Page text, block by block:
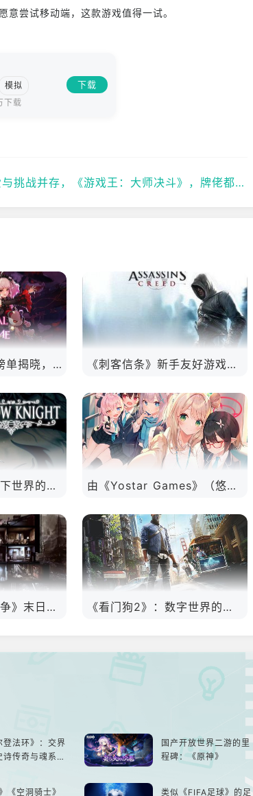
尝试移动端，这款游戏值得一试。
模拟
下载
下载
挑战并存，《游戏王：大师决斗》，牌佬都爱玩的游戏是啥样？
OurPlay3月热玩榜单揭晓，哪款游戏将引领你的游戏新潮流？ 《刺客信条》新手友好游戏顺序全攻略！
《空洞骑士》：地下世界的深度探索与极致冒险 由《Yostar Games》（悠星）运营与开发的游戏！每个都是精品！
类似《这是我的战争》末日生存类游戏推荐！坚持就是胜利！ 《看门狗2》：数字世界的精彩狂欢
登法环》：交界
诗传奇与魂系新
国产开放世界二游的里
程碑：《原神》
《空洞骑士》 类似《FIFA足球》的足